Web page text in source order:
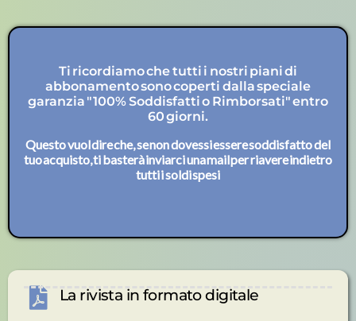
Ti ricordiamo che tutti i nostri piani di
abbonamento sono coperti dalla speciale
garanzia "100% Soddisfatti o Rimborsati" entro
60 giorni.
Questo vuol dire che, se non dovessi essere soddisfatto del
tuo acquisto, ti basterà inviarci una mail per riavere indietro
tutti i soldi spesi
La rivista in formato digitale